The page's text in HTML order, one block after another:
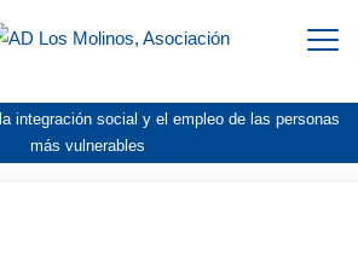
integración social y el empleo de las personas
más vulnerables